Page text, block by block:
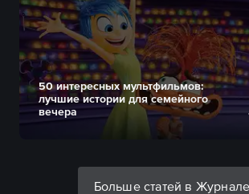
50 интересных мультфильмов:
лучшие истории для семейного
вечера
Больше статей в Журнале